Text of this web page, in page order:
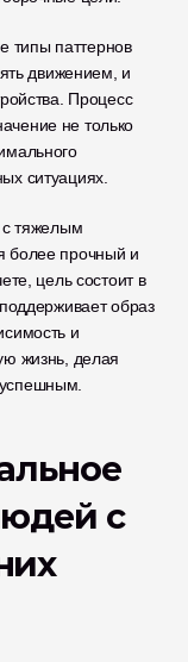
типы паттернов
движением, и
Процесс
не только
ситуациях.
с тяжелым
более прочный и
цель состоит в
образ
и
жизнь, делая
с